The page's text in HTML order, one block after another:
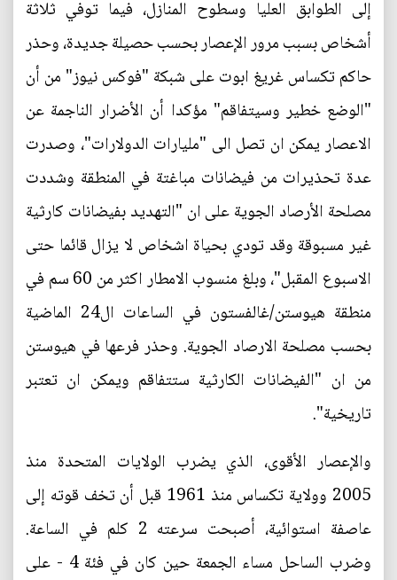
إلى الطوابق العليا وسطوح المنازل، فيما توفي ثلاثة
أشخاص بسبب مرور الإعصار بحسب حصيلة جديدة، وحذر
حاكم تكساس غريغ ابوت على شبكة "فوكس نيوز" من أن
"الوضع خطير وسيتفاقم" مؤكدا أن الأضرار الناجمة عن
الاعصار يمكن ان تصل الى "مليارات الدولارات"، وصدرت
عدة تحذيرات من فيضانات مباغتة في المنطقة وشددت
مصلحة الأرصاد الجوية على ان "التهديد بفيضانات كارثية
غير مسبوقة وقد تودي بحياة اشخاص لا يزال قائما حتى
الاسبوع المقبل"، وبلغ منسوب الامطار اكثر من 60 سم في
منطقة هيوستن/غالفستون في الساعات ال24 الماضية
بحسب مصلحة الارصاد الجوية. وحذر فرعها في هيوستن
من ان "الفيضانات الكارثية ستتفاقم ويمكن ان تعتبر
تاريخية".
والإعصار الأقوى، الذي يضرب الولايات المتحدة منذ
2005 وولاية تكساس منذ 1961 قبل أن تخف قوته إلى
عاصفة استوائية، أصبحت سرعته 2 كلم في الساعة.
وضرب الساحل مساء الجمعة حين كان في فئة 4 - على